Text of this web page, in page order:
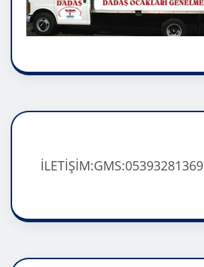
İLETİŞİM:GMS:05393281369